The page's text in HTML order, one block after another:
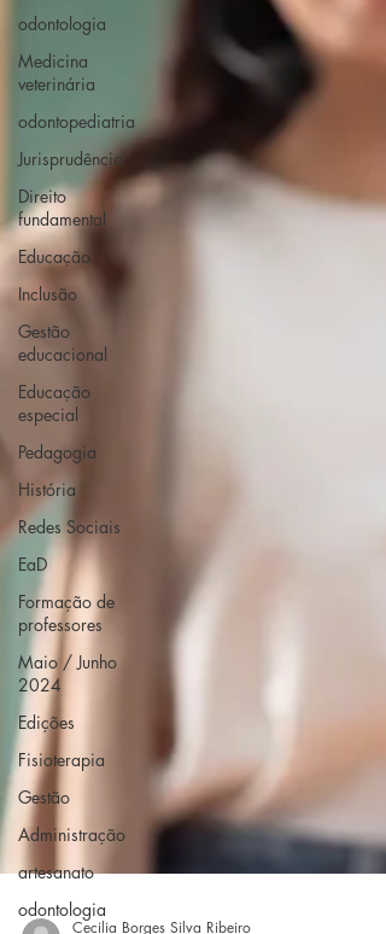
odontologia
Medicina
veterinária
odontopediatria
Jurisprudência
Direito
fundamental
Educação
Inclusão
Gestão
educacional
Educação
especial
Pedagogia
História
Redes Sociais
EaD
Formação de
professores
Maio / Junho
2024
Edições
Fisioterapia
Gestão
Administração
artesanato
odontologia